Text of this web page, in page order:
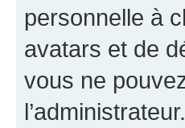
personnelle à
avatars et de
vous ne